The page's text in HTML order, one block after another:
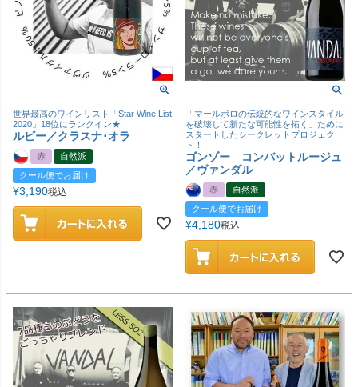
世界最高のワインリスト「Star Wine List
2020」18位にランクイン★
ルビー／クラスナ･オラ
赤
自然派
クール便でお届け
¥3,190税込
「マールボロの伝統的なワインスタイル
を破壊して新たな可能性を拓く」ために
スタートしたシークレットプロジェク
ト！
ゴンゾー コンバットルージュ
／ヴァンダル
赤
自然派
クール便でお届け
¥4,180税込